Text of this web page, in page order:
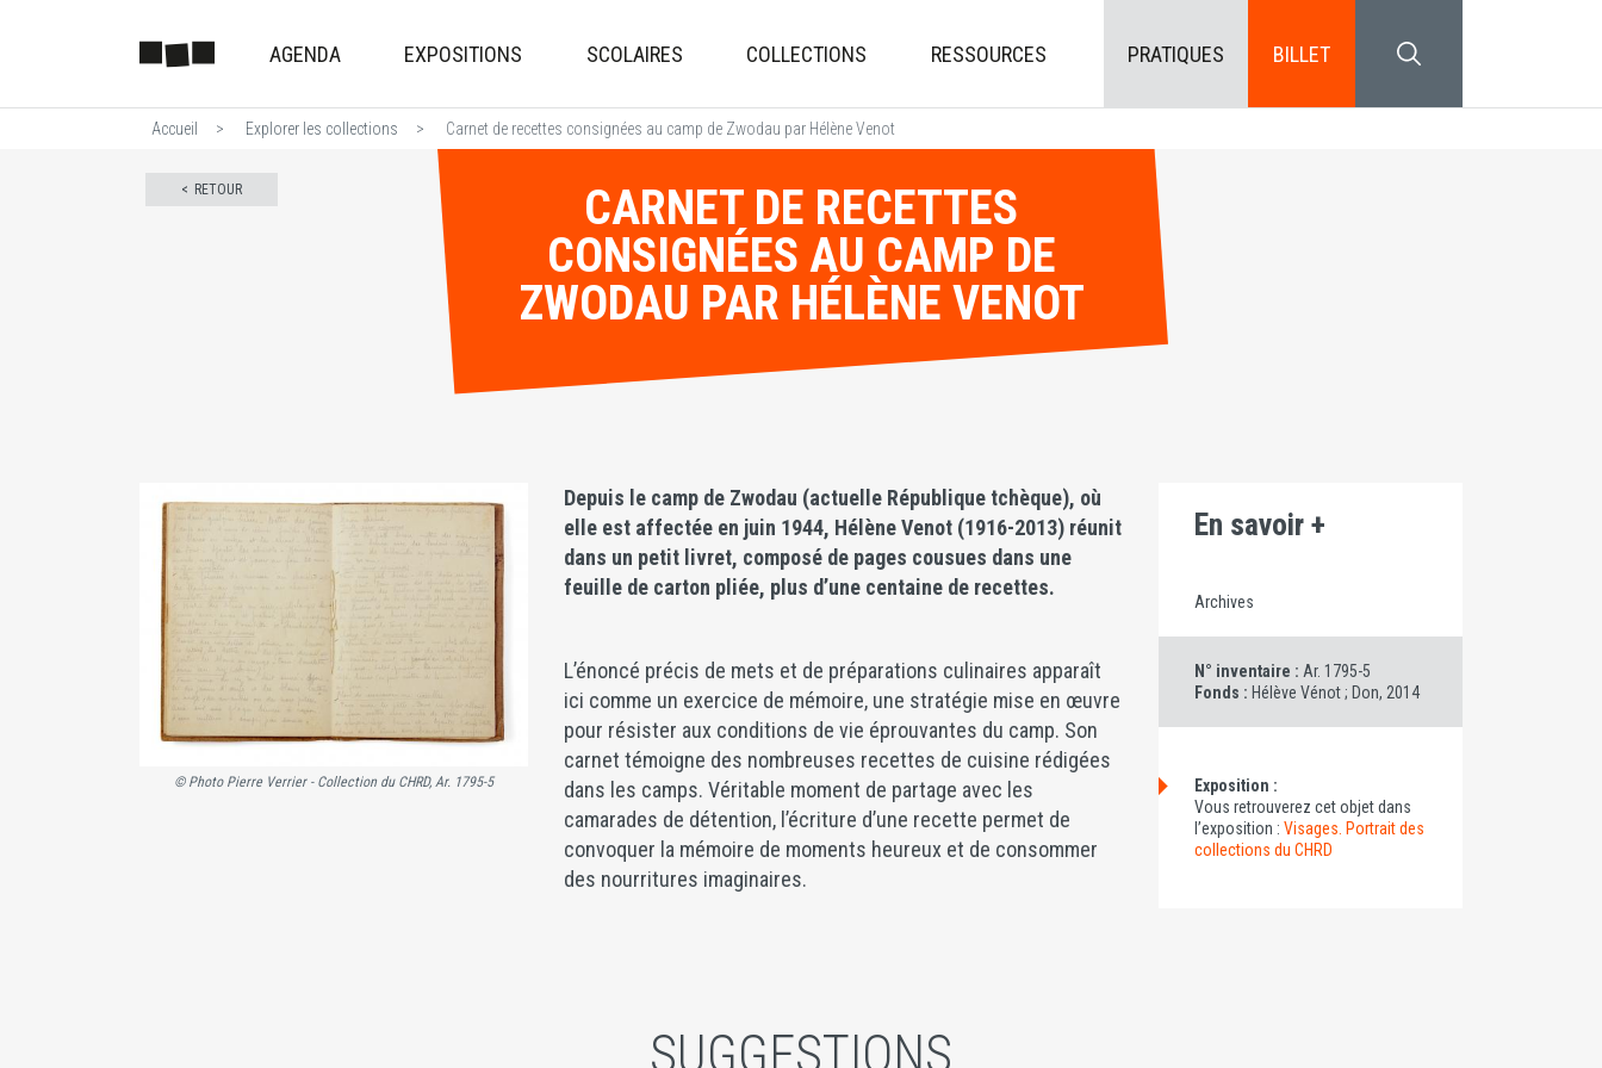
au
principal
AGENDA EXPOSITIONS SCOLAIRES COLLECTIONS RESSOURCES PRATIQUES BILLET SEARCH BLOCK
Accueil Explorer les collections Carnet de recettes consignées au camp de Zwodau par Hélène Venot
CARNET DE RECETTES
CONSIGNÉES AU CAMP DE
ZWODAU PAR HÉLÈNE VENOT
RETOUR
© Photo Pierre Verrier - Collection du CHRD, Ar. 1795-5
Depuis le camp de Zwodau (actuelle République tchèque), où
elle est affectée en juin 1944, Hélène Venot (1916-2013) réunit
dans un petit livret, composé de pages cousues dans une
feuille de carton pliée, plus d’une centaine de recettes.
L’énoncé précis de mets et de préparations culinaires apparaît
ici comme un exercice de mémoire, une stratégie mise en œuvre
pour résister aux conditions de vie éprouvantes du camp. Son
carnet témoigne des nombreuses recettes de cuisine rédigées
dans les camps. Véritable moment de partage avec les
camarades de détention, l’écriture d’une recette permet de
convoquer la mémoire de moments heureux et de consommer
des nourritures imaginaires.
En savoir +
Archives
N° inventaire : Ar. 1795-5
Fonds : Hélève Vénot ; Don, 2014
Exposition :
Vous retrouverez cet objet dans
l’exposition : Visages. Portrait des
collections du CHRD
SUGGESTIONS